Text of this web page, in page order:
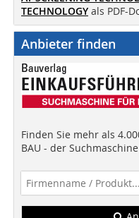
TECHNOLOGY als PDF-
Anbieter finden
Finden Sie mehr als
BAU - der